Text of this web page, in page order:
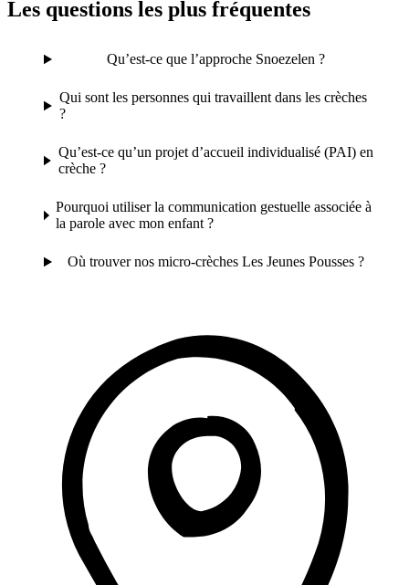
Les questions les plus fréquentes
Qu’est-ce que l’approche Snoezelen ?
Qui sont les personnes qui travaillent dans les crèches
?
Qu’est-ce qu’un projet d’accueil individualisé (PAI) en
crèche ?
Pourquoi utiliser la communication gestuelle associée à
la parole avec mon enfant ?
Où trouver nos micro-crèches Les Jeunes Pousses ?